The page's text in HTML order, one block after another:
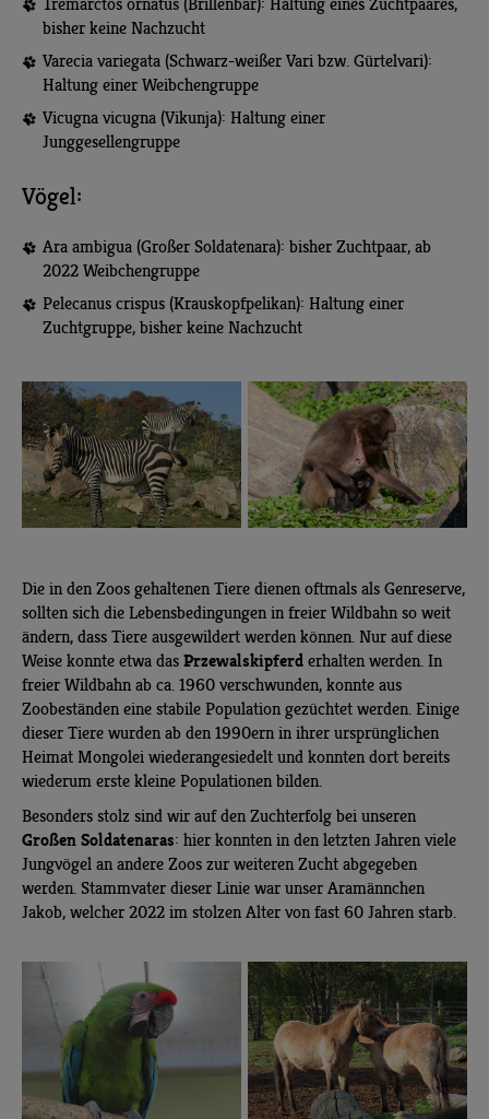
Tremarctos ornatus (Brillenbär): Haltung eines Zuchtpaares,
bisher keine Nachzucht
Varecia variegata (Schwarz-weißer Vari bzw. Gürtelvari):
Haltung einer Weibchengruppe
Vicugna vicugna (Vikunja): Haltung einer
Junggesellengruppe
Vögel:
Ara ambigua (Großer Soldatenara): bisher Zuchtpaar, ab
2022 Weibchengruppe
Pelecanus crispus (Krauskopfpelikan): Haltung einer
Zuchtgruppe, bisher keine Nachzucht
Die in den Zoos gehaltenen Tiere dienen oftmals als Genreserve,
sollten sich die Lebensbedingungen in freier Wildbahn so weit
ändern, dass Tiere ausgewildert werden können. Nur auf diese
Weise konnte etwa das Przewalskipferd erhalten werden. In
freier Wildbahn ab ca. 1960 verschwunden, konnte aus
Zoobeständen eine stabile Population gezüchtet werden. Einige
dieser Tiere wurden ab den 1990ern in ihrer ursprünglichen
Heimat Mongolei wiederangesiedelt und konnten dort bereits
wiederum erste kleine Populationen bilden.
Besonders stolz sind wir auf den Zuchterfolg bei unseren
Großen Soldatenaras: hier konnten in den letzten Jahren viele
Jungvögel an andere Zoos zur weiteren Zucht abgegeben
werden. Stammvater dieser Linie war unser Aramännchen
Jakob, welcher 2022 im stolzen Alter von fast 60 Jahren starb.